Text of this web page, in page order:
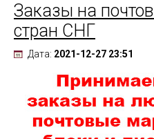
Заказы на
стран СНГ
Дата: 2021-12-27 23:51